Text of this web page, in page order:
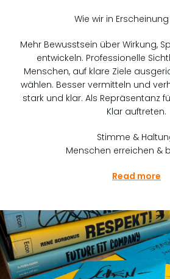
Wie wir in
Mehr Bewusstsein über Wirkung,
entwickeln. Professionelle
Menschen, auf klare Ziele
wählen. Besser vermitteln und
stark und klar. Als Repräsentanz
Klar auftreten.
Stimme &
Menschen erreichen &
Read more